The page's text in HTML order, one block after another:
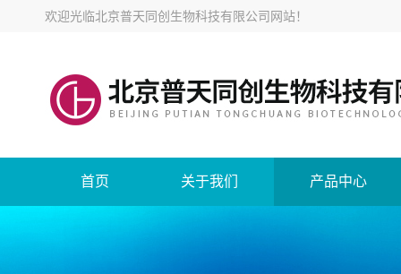
欢迎光临北京普天同创生物科技有限公司网站！
首页 关于我们 产品中心